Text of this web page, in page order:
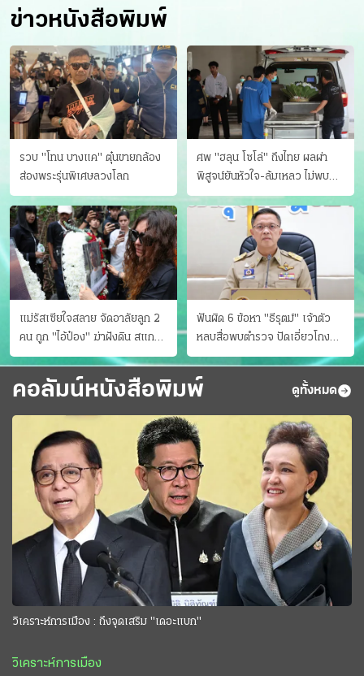
ข่าวหนังสือพิมพ์
รวบ "โทน บางแค" ตุ๋นขายกล้อง
ส่องพระรุ่นพิเศษลวงโลก
ศพ "ฮลุน โซโล่" ถึงไทย ผลผ่า
พิสูจน์ยันหัวใจ-ล้มเหลว ไม่พบ
บาดแผล
แม่รัสเซียใจสลาย จัดอาลัยลูก 2
คน ถูก "ไอ้ป๋อง" ฆ่าฝังดิน สแกน
ไม่มีศพเพิ่ม
ฟันผิด 6 ข้อหา "ธีรุตม์" เจ้าตัว
หลบสื่อพบตำรวจ ปัดเอี่ยวโกง
สอบท้องถิ่น จ่อบี้รํ่ารวยมากปกติ
คอลัมน์หนังสือพิมพ์ ดูทั้งหมด
วิเคราะห์การเมือง : ถึงจุดเสริม "เดอะแบก"
วิเคราะห์การเมือง